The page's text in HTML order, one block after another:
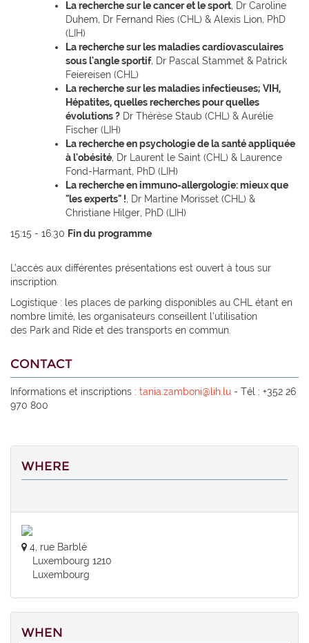
La recherche sur le cancer et le sport, Dr Caroline
Duhem, Dr Fernand Ries (CHL) & Alexis Lion, PhD
(LIH)
La recherche sur les maladies cardiovasculaires
sous l'angle sportif, Dr Pascal Stammet & Patrick
Feiereisen (CHL)
La recherche sur les maladies infectieuses; VIH,
Hépatites, quelles recherches pour quelles
évolutions ? Dr Thérèse Staub (CHL) & Aurélie
Fischer (LIH)
La recherche en psychologie de la santé appliquée
à l'obésité, Dr Laurent le Saint (CHL) & Laurence
Fond-Harmant, PhD (LIH)
La recherche en immuno-allergologie: mieux que
"les experts" !, Dr Martine Morisset (CHL) &
Christiane Hilger, PhD (LIH)
15:15 - 16:30 Fin du programme
L’accès aux différentes présentations est ouvert à tous sur
inscription.
Logistique : les places de parking disponibles au CHL étant en
nombre limité, les organisateurs conseillent l’utilisation
des Park and Ride et des transports en commun.
CONTACT
Informations et inscriptions : tania.zamboni@lih.lu - Tél : +352 26
970 800
WHERE
4, rue Barblé
Luxembourg 1210
Luxembourg
WHEN